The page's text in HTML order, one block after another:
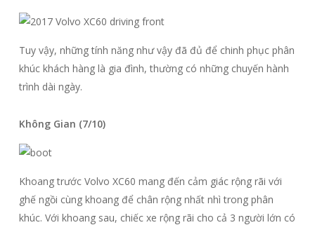
Tuy vậy, những tính năng như vậy đã đủ để chinh phục phân
khúc khách hàng là gia đình, thường có những chuyến hành
trình dài ngày.
Không Gian (7/10)
Khoang trước Volvo XC60 mang đến cảm giác rộng rãi với
ghế ngồi cùng khoang để chân rộng nhất nhì trong phân
khúc. Với khoang sau, chiếc xe rộng rãi cho cả 3 người lớn có